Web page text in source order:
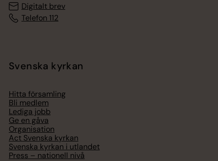
Digitalt brev
Telefon 112
Svenska kyrkan
Hitta församling
Bli medlem
Lediga jobb
Ge en gåva
Organisation
Act Svenska kyrkan
Svenska kyrkan i utlandet
Press – nationell nivå